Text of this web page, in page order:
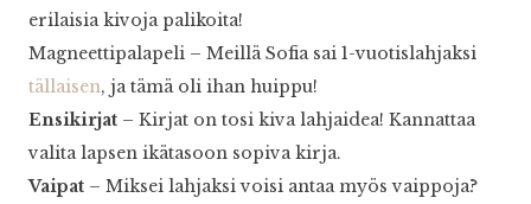
erilaisia kivoja palikoita!
Magneettipalapeli – Meillä Sofia sai 1-vuotislahjaksi
tällaisen, ja tämä oli ihan huippu!
Ensikirjat – Kirjat on tosi kiva lahjaidea! Kannattaa
valita lapsen ikätasoon sopiva kirja.
Vaipat – Miksei lahjaksi voisi antaa myös vaippoja?